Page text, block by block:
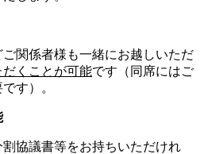
関係者様も一緒にお越しいただ
くことが可能です（同席にはご
す）。
協議書等をお持ちいただけれ